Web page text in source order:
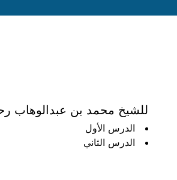
للشيخ محمد بن عبدالوهاب
الدرس الأول
الدرس الثاني